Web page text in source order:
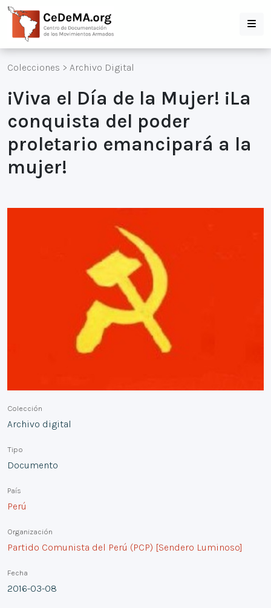
Colecciones > Archivo Digital
¡Viva el Día de la Mujer! ¡La
conquista del poder
proletario emancipará a la
mujer!
Colección
Archivo digital
Tipo
Documento
País
Perú
Organización
Partido Comunista del Perú (PCP) [Sendero Luminoso]
Fecha
2016-03-08